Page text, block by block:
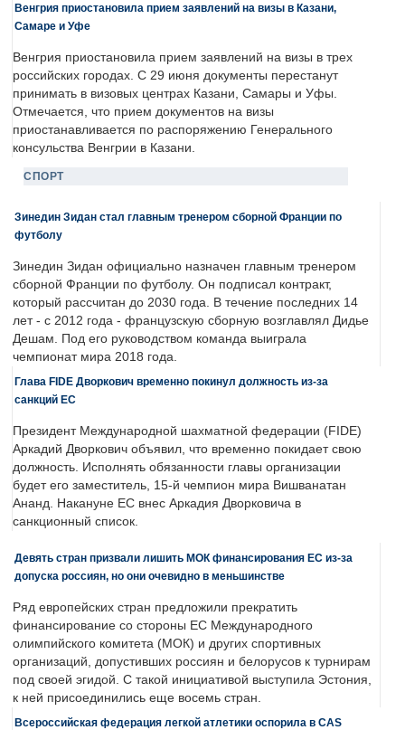
Венгрия приостановила прием заявлений на визы в Казани,
Самаре и Уфе
Венгрия приостановила прием заявлений на визы в трех
российских городах. С 29 июня документы перестанут
принимать в визовых центрах Казани, Самары и Уфы.
Отмечается, что прием документов на визы
приостанавливается по распоряжению Генерального
консульства Венгрии в Казани.
СПОРТ
Зинедин Зидан стал главным тренером сборной Франции по
футболу
Зинедин Зидан официально назначен главным тренером
сборной Франции по футболу. Он подписал контракт,
который рассчитан до 2030 года. В течение последних 14
лет - с 2012 года - французскую сборную возглавлял Дидье
Дешам. Под его руководством команда выиграла
чемпионат мира 2018 года.
Глава FIDE Дворкович временно покинул должность из-за
санкций ЕС
Президент Международной шахматной федерации (FIDE)
Аркадий Дворкович объявил, что временно покидает свою
должность. Исполнять обязанности главы организации
будет его заместитель, 15-й чемпион мира Вишванатан
Ананд. Накануне ЕС внес Аркадия Дворковича в
санкционный список.
Девять стран призвали лишить МОК финансирования ЕС из-за
допуска россиян, но они очевидно в меньшинстве
Ряд европейских стран предложили прекратить
финансирование со стороны ЕС Международного
олимпийского комитета (МОК) и других спортивных
организаций, допустивших россиян и белорусов к турнирам
под своей эгидой. С такой инициативой выступила Эстония,
к ней присоединились еще восемь стран.
Всероссийская федерация легкой атлетики оспорила в CAS